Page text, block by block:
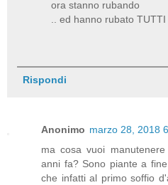
ora stanno rubando
.. ed hanno rubato
Rispondi
Anonimo marzo 28, 2018
ma cosa vuoi
anni fa? Sono piante a
che infatti al primo soffio